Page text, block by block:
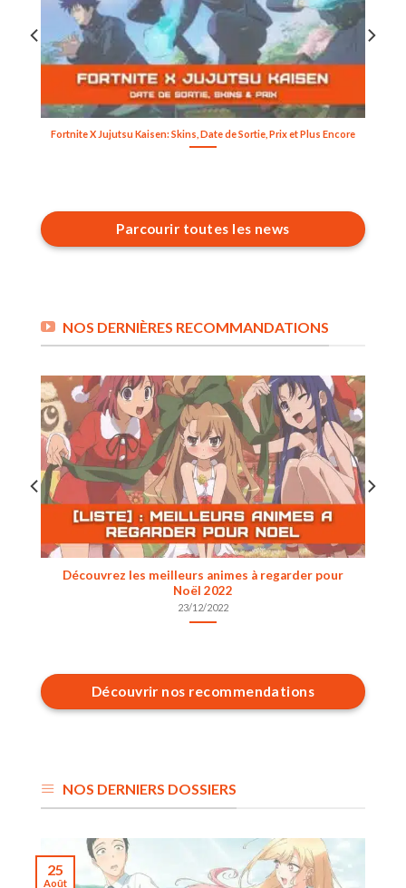
Fortnite X Jujutsu Kaisen: Skins, Date de Sortie, Prix et Plus Encore
Parcourir toutes les news
NOS DERNIÈRES RECOMMANDATIONS
Découvrez les meilleurs animes à regarder pour
Noël 2022
23/12/2022
Découvrir nos recommendations
NOS DERNIERS DOSSIERS
25
Août